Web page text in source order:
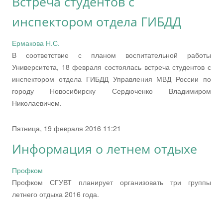
инспектором отдела ГИБДД
Ермакова Н.С.
В соответствие с планом воспитательной работы
Университета, 18 февраля состоялась встреча студентов с
инспектором отдела ГИБДД Управления МВД России по
городу Новосибирску Сердюченко Владимиром
Николаевичем.
Пятница, 19 февраля 2016 11:21
Информация о летнем отдыхе
Профком
Профком СГУВТ планирует организовать три группы
летнего отдыха 2016 года.